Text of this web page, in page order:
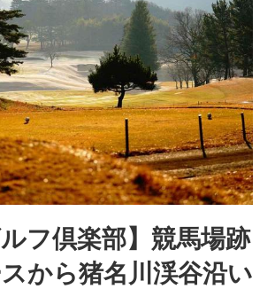
ルフ倶楽部】競馬場跡
から猪名川渓谷沿い